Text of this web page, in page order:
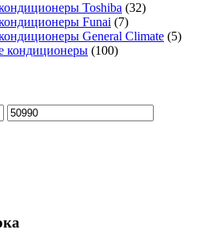
Toshiba (32)
Funai (7)
General Climate (5)
кондиционеры (100)
Максимальная
цена